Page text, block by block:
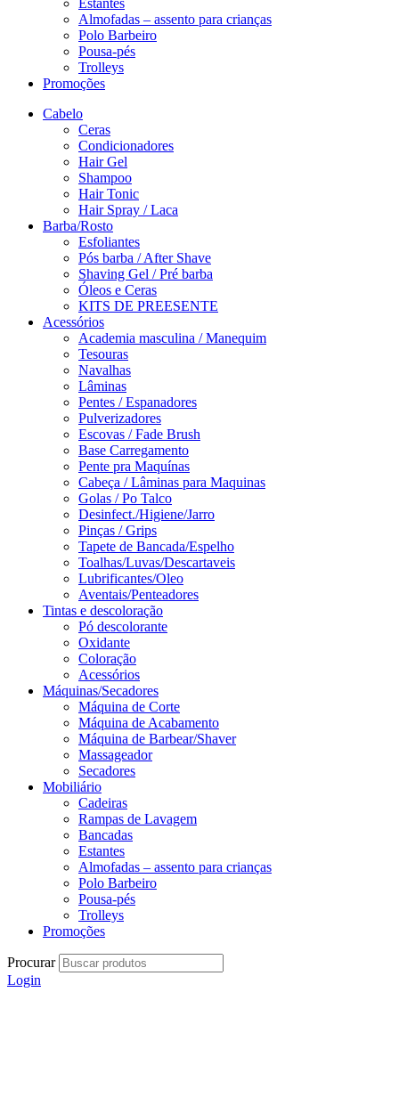
Estantes
Almofadas – assento para crianças
Polo Barbeiro
Pousa-pés
Trolleys
Promoções
Cabelo
Ceras
Condicionadores
Hair Gel
Shampoo
Hair Tonic
Hair Spray / Laca
Barba/Rosto
Esfoliantes
Pós barba / After Shave
Shaving Gel / Pré barba
Óleos e Ceras
KITS DE PREESENTE
Acessórios
Academia masculina / Manequim
Tesouras
Navalhas
Lâminas
Pentes / Espanadores
Pulverizadores
Escovas / Fade Brush
Base Carregamento
Pente pra Maquínas
Cabeça / Lâminas para Maquinas
Golas / Po Talco
Desinfect./Higiene/Jarro
Pinças / Grips
Tapete de Bancada/Espelho
Toalhas/Luvas/Descartaveis
Lubrificantes/Oleo
Aventais/Penteadores
Tintas e descoloração
Pó descolorante
Oxidante
Coloração
Acessórios
Máquinas/Secadores
Máquina de Corte
Máquina de Acabamento
Máquina de Barbear/Shaver
Massageador
Secadores
Mobiliário
Cadeiras
Rampas de Lavagem
Bancadas
Estantes
Almofadas – assento para crianças
Polo Barbeiro
Pousa-pés
Trolleys
Promoções
Procurar
Login